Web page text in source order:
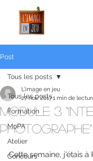
Post
Tous les posts
Formation
MoPA
Atelier
Concours
Tous les posts
Module 3
photographe”
L'image en jeu
27 nov. 20171 min de
Cette semaine, j'étais à